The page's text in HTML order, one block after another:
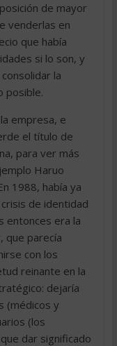
de mayor
venderlas en
que había
si lo son, y
la
posible.
empresa, e
el título de
para ver más
Haruo
1988, había ya
de identidad
era la
que parecía
con los
reinante en la
dejaría
(médicos y
(los
dar significado